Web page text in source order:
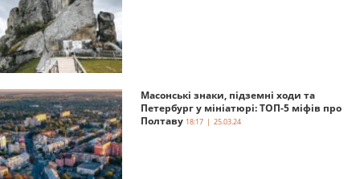
Масонські знаки, підземні ходи та
Петербург у мініатюрі: ТОП-5 міфів про
Полтаву 18:17 | 25.03.24